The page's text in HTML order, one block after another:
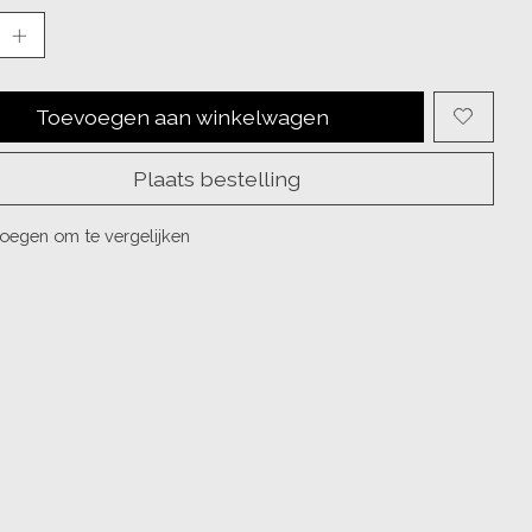
Toevoegen aan winkelwagen
Plaats bestelling
om te vergelijken